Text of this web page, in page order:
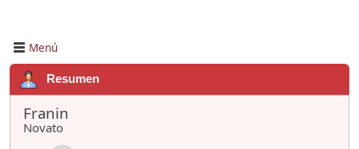
Menú
Resumen
Franin
Novato